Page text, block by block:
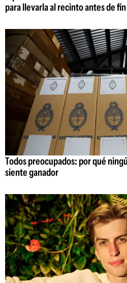
para llevarla al recinto antes de
Todos preocupados: por qué
siente ganador